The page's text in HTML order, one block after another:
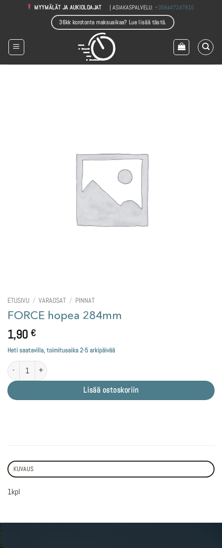
MYYMÄLÄT JA AUKIOLOAJAT | ASIAKASPALVELU:+358447247810
36kk korotonta maksuaikaa? Lue lisää tästä.
ETUSIVU / VARAOSAT / PINNAT
FORCE hopea 284mm
1,90 €
Heti saatavilla, toimitusaika 2-5 arkipäivää
FORCE hopea 284mm määrä
Lisää ostoskoriin
KUVAUS
1kpl